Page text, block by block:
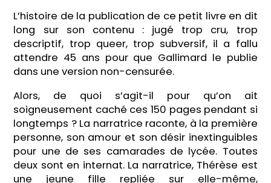
L’histoire de la publication de ce petit livre en dit
long sur son contenu : jugé trop cru, trop
descriptif, trop queer, trop subversif, il a fallu
attendre 45 ans pour que Gallimard le publie
dans une version non-censurée.
Alors, de quoi s’agit-il pour qu’on ait
soigneusement caché ces 150 pages pendant si
longtemps ? La narratrice raconte, à la première
personne, son amour et son désir inextinguibles
pour une de ses camarades de lycée. Toutes
deux sont en internat. La narratrice, Thérèse est
une jeune fille repliée sur elle-même,